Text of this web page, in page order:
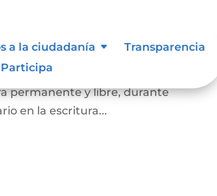
a la ciudadanía
Transparencia
Participaentre dos personas que, sin
permanente y libre, durante
en la escritura...